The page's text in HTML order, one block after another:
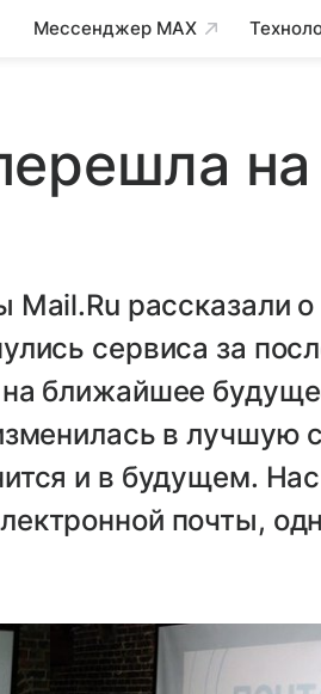
Мессенджер MAX
Mail.Ru рассказали о
сервиса за
ближайшее
в лучшую
и в будущем.
почты,